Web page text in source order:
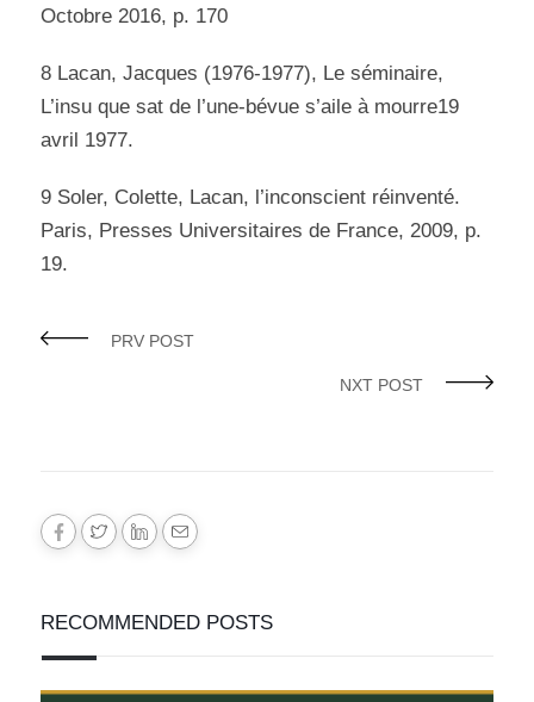
Octobre 2016, p. 170
8 Lacan, Jacques (1976-1977), Le séminaire,
L’insu que sat de l’une-bévue s’aile à mourre19
avril 1977.
9 Soler, Colette, Lacan, l’inconscient réinventé.
Paris, Presses Universitaires de France, 2009, p.
19.
PRV POST
NXT POST
RECOMMENDED POSTS